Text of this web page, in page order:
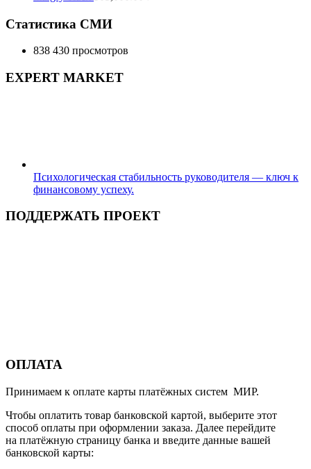
Статистика СМИ
838 430 просмотров
EXPERT MARKET
Психологическая стабильность руководителя — ключ к
финансовому успеху.
ПОДДЕРЖАТЬ ПРОЕКТ
ОПЛАТА
Принимаем к оплате карты платёжных систем МИР.
Чтобы оплатить товар банковской картой, выберите этот
способ оплаты при оформлении заказа. Далее перейдите
на платёжную страницу банка и введите данные вашей
банковской карты: